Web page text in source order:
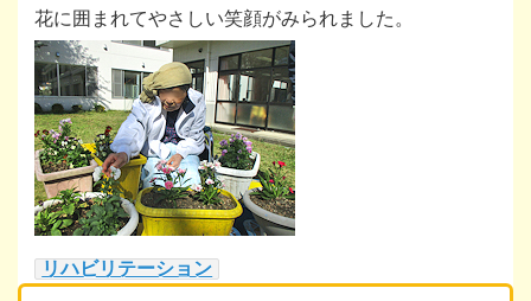
花に囲まれてやさしい笑顔がみられました。
リハビリテーション